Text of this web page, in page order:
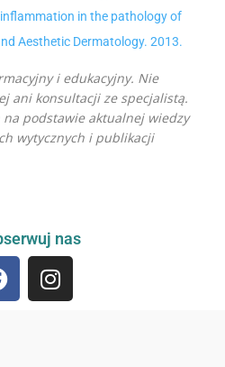
in the pathology of
Aesthetic Dermatology. 2013.
i edukacyjny. Nie
ani konsultacji ze specjalistą.
na podstawie aktualnej wiedzy
wytycznych i publikacji
nas